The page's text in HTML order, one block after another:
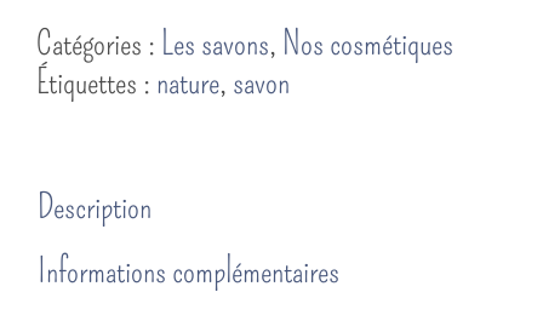
sans
parfum
Catégories : Les savons, Nos cosmétiques
Étiquettes : nature, savon
Description
Informations complémentaires